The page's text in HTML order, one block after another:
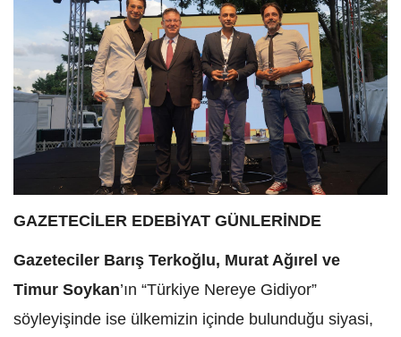
GAZETECİLER EDEBİYAT GÜNLERİNDE
Gazeteciler Barış Terkoğlu, Murat Ağırel ve
Timur Soykan’ın “Türkiye Nereye Gidiyor”
söyleyişinde ise ülkemizin içinde bulunduğu siyasi,